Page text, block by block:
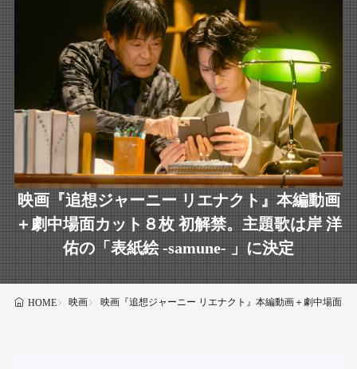
映画『追想ジャーニー リエナクト』本編動画
＋劇中場面カット８枚 初解禁。主題歌は岸 洋
佑の「表紙絵 -samune- 」に決定
HOME 映画 映画『追想ジャーニー リエナクト』本編動画＋劇中場面カ